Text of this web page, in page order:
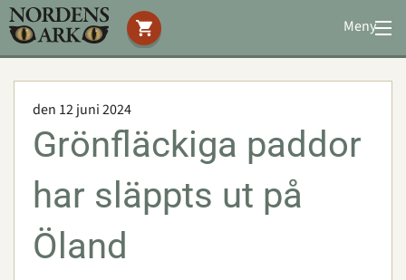
Meny
Stöd oss
Bevarande
Boende
den 12 juni 2024
Grönfläckiga paddor
har släppts ut på
Öland